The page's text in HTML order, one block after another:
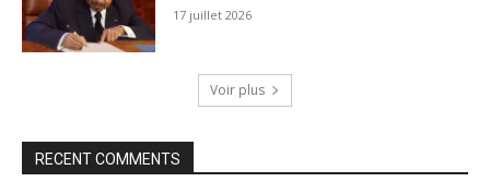
17 juillet 2026
Voir plus
RECENT COMMENTS